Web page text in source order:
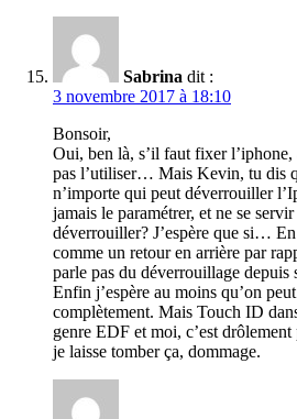
Sabrina dit :
3 novembre 2017 à 18:10
Bonsoir,
Oui, ben là, s’il faut fixer
pas l’utiliser… Mais Kevin, tu dis
n’importe qui peut déverrouiller
jamais le paramétrer, et ne se
déverrouiller? J’espère que si…
comme un retour en arrière par
parle pas du déverrouillage depuis
Enfin j’espère au moins qu’on
complètement. Mais Touch ID
genre EDF et moi, c’est
je laisse tomber ça, dommage.